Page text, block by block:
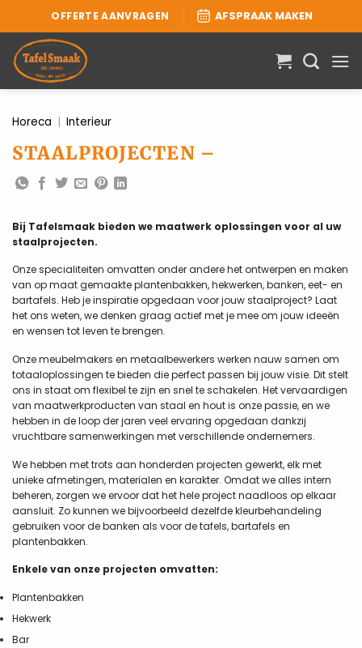
naar
inhoud
OFFERTE AANVRAGEN AFSPRAAK MAKEN
Horeca | Interieur
STAALPROJECTEN –
Bij Tafelsmaak bieden we maatwerk oplossingen voor al uw
staalprojecten.
Onze specialiteiten omvatten onder andere het ontwerpen en maken
van op maat gemaakte plantenbakken, hekwerken, banken, eet- en
bartafels. Heb je inspiratie opgedaan voor jouw staalproject? Laat
het ons weten, we denken graag actief met je mee om jouw ideeën
en wensen tot leven te brengen.
Onze meubelmakers en metaalbewerkers werken nauw samen om
totaaloplossingen te bieden die perfect passen bij jouw visie. Dit stelt
ons in staat om flexibel te zijn en snel te schakelen. Het vervaardigen
van maatwerkproducten van staal en hout is onze passie, en we
hebben in de loop der jaren veel ervaring opgedaan dankzij
vruchtbare samenwerkingen met verschillende ondernemers.
We hebben met trots aan honderden projecten gewerkt, elk met
unieke afmetingen, materialen en karakter. Omdat we alles intern
beheren, zorgen we ervoor dat het hele project naadloos op elkaar
aansluit. Zo kunnen we bijvoorbeeld dezelfde kleurbehandeling
gebruiken voor de banken als voor de tafels, bartafels en
plantenbakken.
Enkele van onze projecten omvatten:
Plantenbakken
Hekwerk
Bar